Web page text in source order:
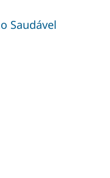
Saudável